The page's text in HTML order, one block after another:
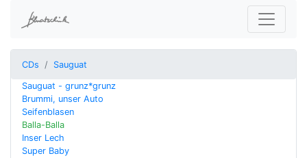
CDs Sauguat
Sauguat - grunz*grunz
Brummi, unser Auto
Seifenblasen
Balla-Balla
Inser Lech
Super Baby